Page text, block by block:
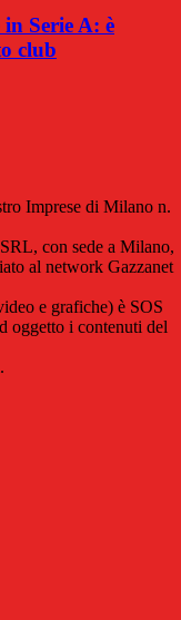
Serie A: è
club
Imprese di Milano n.
con sede a Milano,
al network Gazzanet
e grafiche) è SOS
oggetto i contenuti del